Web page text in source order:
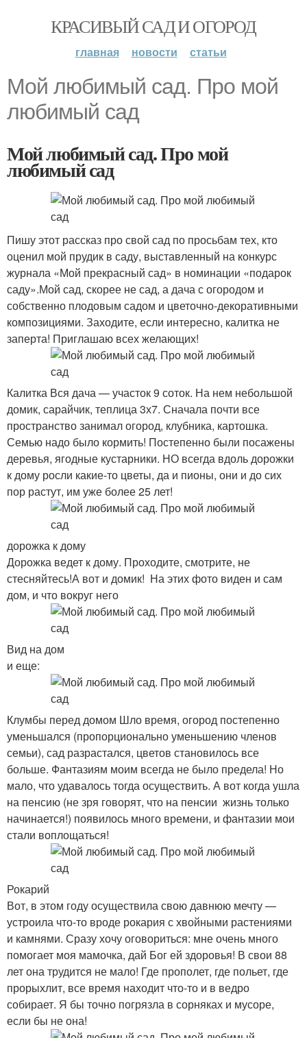
КРАСИВЫЙ САД И ОГОРОД
главная новости статьи
Мой любимый сад. Про мой
любимый сад
Мой любимый сад. Про мой
любимый сад
Пишу этот рассказ про свой сад по просьбам тех, кто
оценил мой прудик в саду, выставленный на конкурс
журнала «Мой прекрасный сад» в номинации «подарок
саду».Мой сад, скорее не сад, а дача с огородом и
собственно плодовым садом и цветочно-декоративными
композициями. Заходите, если интересно, калитка не
заперта! Приглашаю всех желающих!
Калитка Вся дача — участок 9 соток. На нем небольшой
домик, сарайчик, теплица 3х7. Сначала почти все
пространство занимал огород, клубника, картошка.
Семью надо было кормить! Постепенно были посажены
деревья, ягодные кустарники. НО всегда вдоль дорожки
к дому росли какие-то цветы, да и пионы, они и до сих
пор растут, им уже более 25 лет!
дорожка к дому
Дорожка ведет к дому. Проходите, смотрите, не
стесняйтесь!А вот и домик! На этих фото виден и сам
дом, и что вокруг него
Вид на дом
и еще:
Клумбы перед домом Шло время, огород постепенно
уменьшался (пропорционально уменьшению членов
семьи), сад разрастался, цветов становилось все
больше. Фантазиям моим всегда не было предела! Но
мало, что удавалось тогда осуществить. А вот когда ушла
на пенсию (не зря говорят, что на пенсии жизнь только
начинается!) появилось много времени, и фантазии мои
стали воплощаться!
Рокарий
Вот, в этом году осуществила свою давнюю мечту —
устроила что-то вроде рокария с хвойными растениями
и камнями. Сразу хочу оговориться: мне очень много
помогает моя мамочка, дай Бог ей здоровья! В свои 88
лет она трудится не мало! Где прополет, где польет, где
прорыхлит, все время находит что-то и в ведро
собирает. Я бы точно погрязла в сорняках и мусоре,
если бы не она!